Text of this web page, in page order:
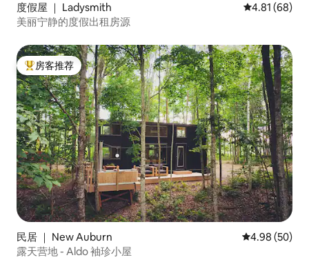
度假屋 ｜ Ladysmith 平均评分
4.81 (68)
美丽宁静的度假出租房源
热门「房客推荐」
房客推荐
民居 ｜ New Auburn 平均评分 4.98
4.98 (50)
露天营地 - Aldo 袖珍小屋